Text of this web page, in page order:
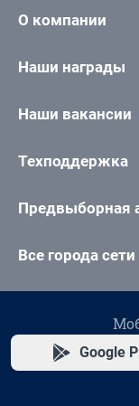
О компании
Наши награды
Наши вакансии
Техподдержка
Предвыборная
Все города сети
Google